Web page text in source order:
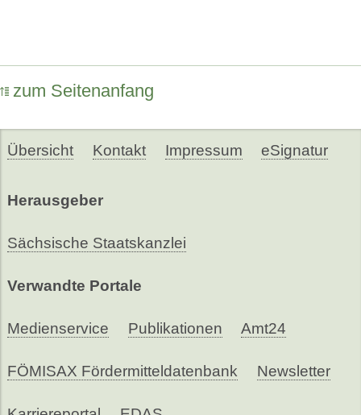
zum Seitenanfang
Übersicht Kontakt Impressum eSignatur
Herausgeber
Sächsische Staatskanzlei
Verwandte Portale
Medienservice Publikationen Amt24
FÖMISAX Fördermitteldatenbank Newsletter